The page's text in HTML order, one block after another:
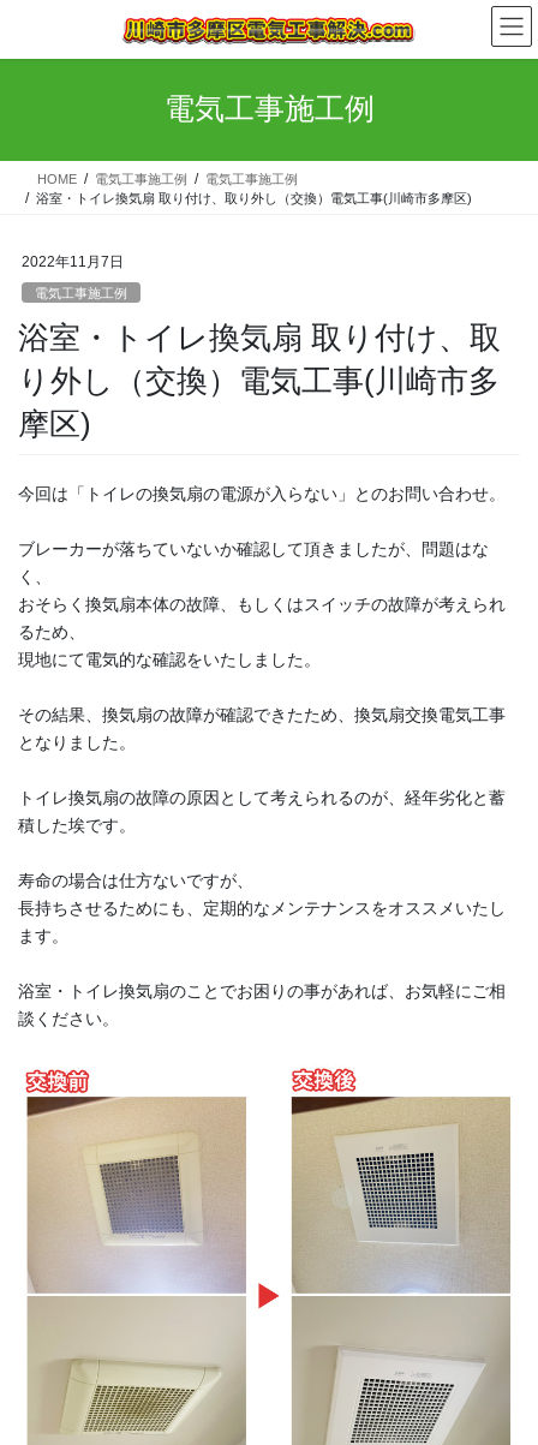
テ
ス
ゲ
ン
電気工事施工例
HOME 電気工事施工例
電気工事施工例
浴室・トイレ換気扇 取り付け、取り外し（交換）電気工事(川崎市多摩区)
2022年11月7日
電気工事施工例
浴室・トイレ換気扇 取り付け、取
り外し（交換）電気工事(川崎市多
摩区)
今回は「トイレの換気扇の電源が入らない」とのお問い合わせ。
ブレーカーが落ちていないか確認して頂きましたが、問題はな
く、
おそらく換気扇本体の故障、もしくはスイッチの故障が考えられ
るため、
現地にて電気的な確認をいたしました。
その結果、換気扇の故障が確認できたため、換気扇交換電気工事
となりました。
トイレ換気扇の故障の原因として考えられるのが、経年劣化と蓄
積した埃です。
寿命の場合は仕方ないですが、
長持ちさせるためにも、定期的なメンテナンスをオススメいたし
ます。
浴室・トイレ換気扇のことでお困りの事があれば、お気軽にご相
談ください。